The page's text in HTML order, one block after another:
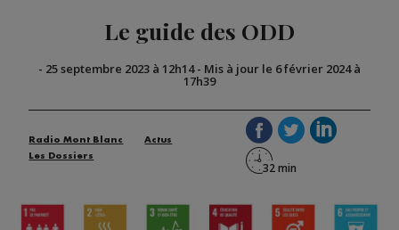
Le guide des ODD
- 25 septembre 2023 à 12h14- Mis à jour le 6 février 2024 à
17h39
Radio Mont Blanc
Actus
Les Dossiers